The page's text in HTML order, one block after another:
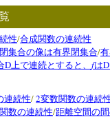
覧
性/合成関数の連続性
集合の像は有界閉集合/
D上で連続とすると、 fはD
連続性/2変数関数の連続
数の連続性/距離空間の